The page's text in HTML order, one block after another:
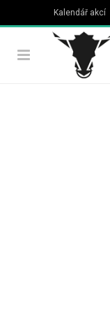
Kalendář akcí